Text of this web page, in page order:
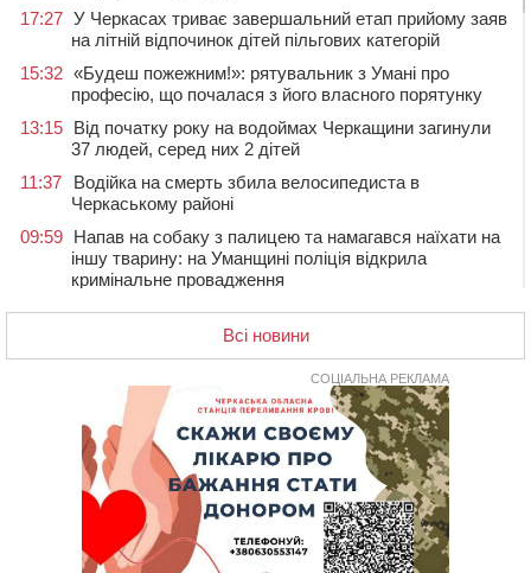
17:27 У Черкасах триває завершальний етап прийому заяв
на літній відпочинок дітей пільгових категорій
15:32 «Будеш пожежним!»: рятувальник з Умані про
професію, що почалася з його власного порятунку
13:15 Від початку року на водоймах Черкащини загинули
37 людей, серед них 2 дітей
11:37
Водійка на смерть збила велосипедиста в
Черкаському районі
09:59 Напав на собаку з палицею та намагався наїхати на
іншу тварину: на Уманщині поліція відкрила
кримінальне провадження
08:44 Безкоштовне харчування, укриття та STEM: Черкаси
готують освітню галузь до нового навчального року
Черкаські вершники здобули нагороди української
першості
На Уманщині експосадовицю відділу освіти
судитимуть через завдані бюджету збитки
У Єрках прощатимуться з полеглим на Курщині
стрільцем ДШВ
Всі новини
СОЦІАЛЬНА РЕКЛАМА